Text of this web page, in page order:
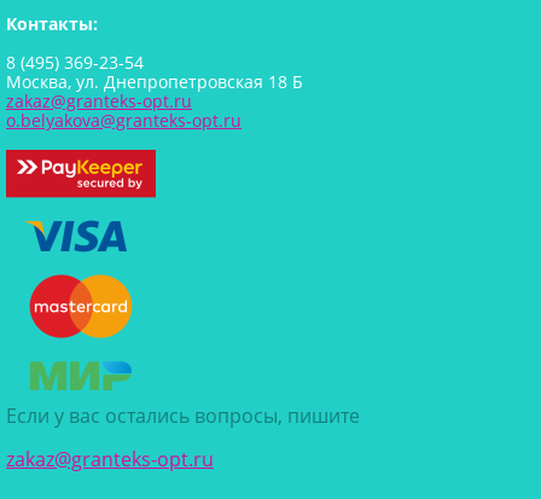
Контакты:
8 (495) 369-23-54
Москва, ул. Днепропетровская 18 Б
zakaz@granteks-opt.ru
o.belyakova@granteks-opt.ru
Если у вас остались вопросы, пишите
zakaz@granteks-opt.ru